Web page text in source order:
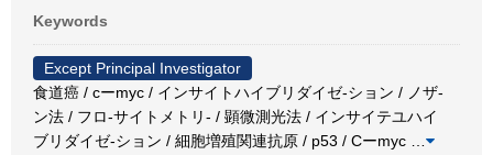
Keywords
Except Principal Investigator
食道癌 / cーmyc / インサイトハイブリダイゼ-ション / ノザ-
ン法 / フロ-サイトメトリ- / 顕微測光法 / インサイテユハイ
ブリダイゼ-ション / 細胞増殖関連抗原 / p53 / Cーmyc